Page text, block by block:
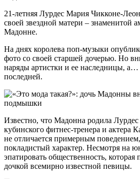
21-летняя Лурдес Мария Чикконе-
своей звездной матери – знаменитой
Мадонне.
На днях королева поп-музыки
фото со своей старшей дочерью. Но
наряды артистки и ее наследницы,
последней.
Известно, что Мадонна родила Лурдес
кубинского фитнес-тренера и актера
не отличается примерным
покладистый характер. Несмотря на
эпатировать общественность, которая
дочкой всемирно известной певицы.